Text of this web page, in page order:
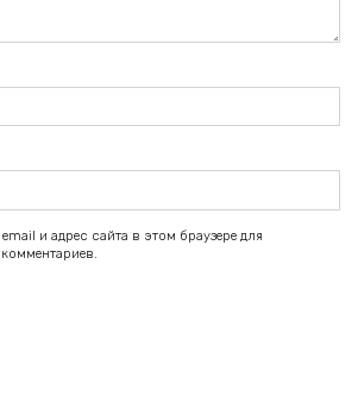
и адрес сайта в этом браузере для